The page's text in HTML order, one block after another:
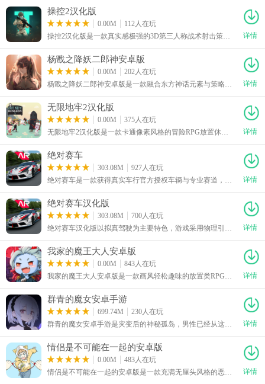
操控2汉化版
0.00M
112人在玩
操控2汉化版是一款真实感极强的3D第三人称战术射击策略手游，游戏界面简洁，玩法简单易懂，轻轻松松就能上手。玩家将以战场指挥官的身份投身战斗，既可以亲自操作各类现实同款枪支武器与军事载具，也能根据实时战况合理部署不同士兵协同配合作战，完成爆破、突袭等多样化战术任务。敌人种类繁多，不同敌人拥有专属攻击方式与弱点，玩家需要灵活选择适配的武器装备与战术策略应对战局，是款很有趣的游戏。
详情
杨戬之降妖二郎神安卓版
0.00M
202人在玩
杨戬之降妖二郎神安卓版是一款融合东方神话元素与策略玩法的复古像素横版回合制冒险RPG游戏。游戏界面简洁，玩法简单易懂，轻轻松松就能上手。玩家将化身战神二郎神杨戬，通过虚拟摇杆实现流畅操作，亲历斧劈桃山眉山七怪等经典神话战役，主线完整贯穿杨戬的全部成长历程。游戏融合回合制策略战斗、高自由度探索与地牢冒险元素，是一款非常适合闲暇时间玩的游戏。
详情
无限地牢2汉化版
0.00M
375人在玩
无限地牢2汉化版是一款卡通像素风格的冒险RPG放置休闲手游，游戏界面简洁，玩法简单易懂，轻轻松松就能上手。游戏以经典的骑士救公主为故事背景，玩家将化身骑士，为拯救被魔王抓走的公主踏上地牢冒险旅程。玩家既可以开启自动挂机刷怪解放双手，享受轻松养成的畅快体验，也能在关键时刻手动操作扭转战局。玩家可通过合理分配骑士与魔法师的攻击、防御属性点，将两大核心角色打造成闯关主力，是款很有趣的游戏。
详情
绝对赛车
303.08M
927人在玩
绝对赛车是一款获得真实车行官方授权车辆与专业赛道，体验强调真实物理与深度改装的赛车竞速手游。
详情
绝对赛车汉化版
303.08M
700人在玩
绝对赛车汉化版以拟真驾驶为主要特色，游戏采用物理引擎还原车辆行驶状态，并加入真实光影、道路建模、引擎声效以及漂移反馈，让加速、刹车和过弯都更具驾驶质感。绝对赛车汉化版下载安装后，游戏收录多种风格的赛道，玩家需要根据不同道路特点调整驾驶方式，在限定时间内完成目标并争取更高排名。玩家还能进行车辆改装，从外观到性能都能进行调整，通过合理调校，让车辆拥有更强的赛道竞争力。
详情
我家的魔王大人安卓版
0.00M
843人在玩
我家的魔王大人安卓版是一款画风轻松趣味的放置类RPG冒险手游，游戏界面简洁，玩法简单易懂，轻轻松松就能上手。玩家将化身史上最弱的落魄魔王，开启打工冒险之旅，集结各类怪物伙伴组建军队，反抗勇者的迫害，主打休闲挂机玩法，操作简单易上手，融合技能养成、任务闯关、离线挂机等多元玩法，搭配创新的技能升级机制，还提供自动点击、紧急撤退等实用辅助功能，同时内置丰富搞笑的原创主线剧情，是款很有趣的游戏。
详情
群青的魔女安卓手游
699.74M
230人在玩
群青的魔女安卓手游是灾变后的神秘孤岛，男性已经从这个世界消失，留下的幸存者几乎全是女性。玩家作为意外来到岛上的特殊幸存者，能够在这里与不同魔女相遇，并逐步寻找隐藏在岛屿深处的真相。群青的魔女安卓手游下载安装后，玩家可以深入遗迹、应对机械敌人，同时通过日常交流、共同冒险以及支线任务增进与魔女之间的关系。随着好感度提升，各角色专属剧情、背景故事和CG内容也会逐渐开放。
详情
情侣是不可能在一起的安卓版
0.00M
483人在玩
情侣是不可能在一起的安卓版是一款充满无厘头风格的恶搞冒险解谜手游，游戏界面简洁，玩法简单易懂，轻轻松松就能上手。游戏内置三十个独立关卡，每一关都是主题各异的迷你情景剧场，玩家将以单身贵族的身份，核心目标是通过观察场景细节、收集隐藏道具、触发连锁反应，用各种出其不意的方式整蛊并拆散秀恩爱的情侣，打乱他们的甜蜜节奏，是一款很有趣的游戏。
详情